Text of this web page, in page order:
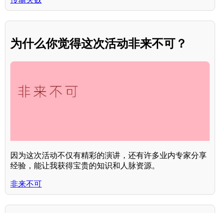
为什么你觉得这次活动非来不可？
因为这次活动不仅有精彩的演讲，还有许多业内专家分享
经验，能让我获得宝贵的知识和人脉资源。
非来不可